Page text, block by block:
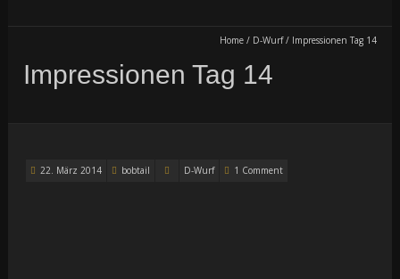
Home/ D-Wurf/ Impressionen Tag 14
Impressionen Tag 14
22. März 2014 bobtail D-Wurf 1 Comment